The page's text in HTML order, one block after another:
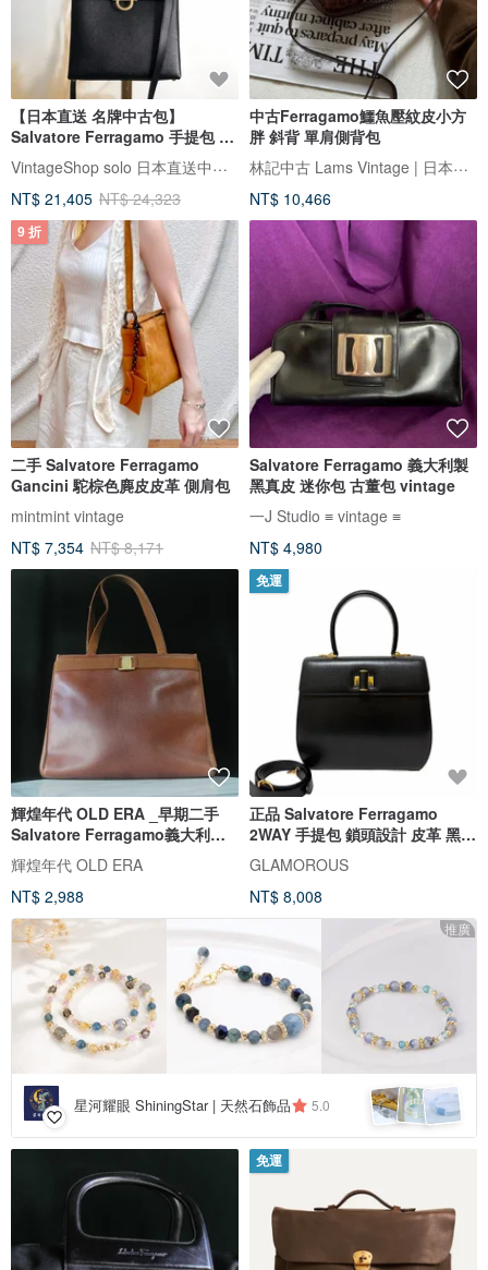
【日本直送 名牌中古包】
Salvatore Ferragamo 手提包 黑
色 Gancini 皮革 壓紋 2way
vintage zaxbv3
VintageShop solo 日本直送中古包專賣店
NT$ 21,405 NT$ 24,323
中古Ferragamo鱷魚壓紋皮小方
胖 斜背 單肩側背包
林記中古 Lams Vintage | 日本中古選品
NT$ 10,466
9 折
二手 Salvatore Ferragamo
Gancini 駝棕色麂皮皮革 側肩包
mintmint vintage
NT$ 7,354 NT$ 8,171
Salvatore Ferragamo 義大利製
黑真皮 迷你包 古董包 vintage
一J Studio ≡ vintage ≡
NT$ 4,980
輝煌年代 OLD ERA _早期二手
Salvatore Ferragamo義大利製
肩背包
輝煌年代 OLD ERA
NT$ 2,988
免運
正品 Salvatore Ferragamo
2WAY 手提包 鎖頭設計 皮革 黑色
AT-21 日本直寄
GLAMOROUS
NT$ 8,008
推廣
星河耀眼 ShiningStar | 天然石飾品 5.0
免運